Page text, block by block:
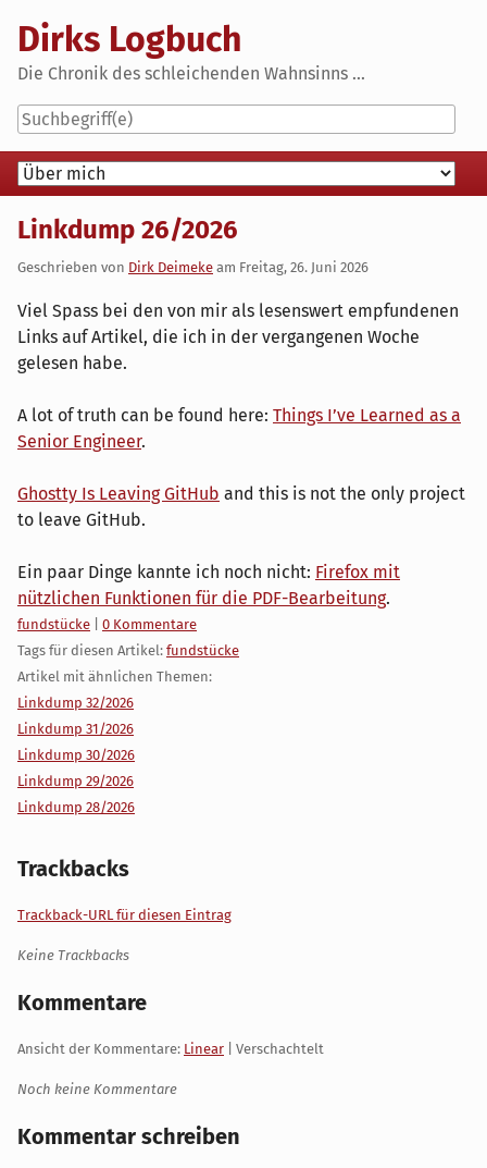
content
Dirks Logbuch
Die Chronik des schleichenden Wahnsinns ...
Navigation
Linkdump 26/2026
Geschrieben von Dirk Deimeke am Freitag, 26. Juni 2026
Viel Spass bei den von mir als lesenswert empfundenen
Links auf Artikel, die ich in der vergangenen Woche
gelesen habe.
A lot of truth can be found here: Things I’ve Learned as a
Senior Engineer.
Ghostty Is Leaving GitHub and this is not the only project
to leave GitHub.
Ein paar Dinge kannte ich noch nicht: Firefox mit
nützlichen Funktionen für die PDF-Bearbeitung.
Kategorien:
fundstücke
0 Kommentare
Tags für diesen Artikel: fundstücke
Artikel mit ähnlichen Themen:
Linkdump 32/2026
Linkdump 31/2026
Linkdump 30/2026
Linkdump 29/2026
Linkdump 28/2026
Trackbacks
Trackback-URL für diesen Eintrag
Keine Trackbacks
Kommentare
Ansicht der Kommentare: Linear | Verschachtelt
Noch keine Kommentare
Kommentar schreiben